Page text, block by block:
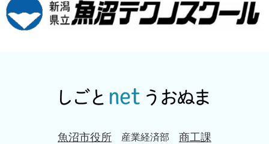
魚沼市役所 産業経済部 商工課